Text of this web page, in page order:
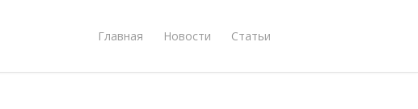
Главная Новости Статьи